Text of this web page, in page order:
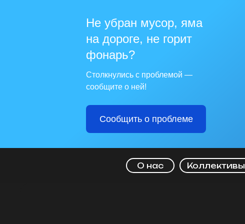
Не убран мусор, яма
на дороге, не горит
фонарь?
Столкнулись с проблемой —
сообщите о ней!
Сообщить о проблеме
О нас Коллективы